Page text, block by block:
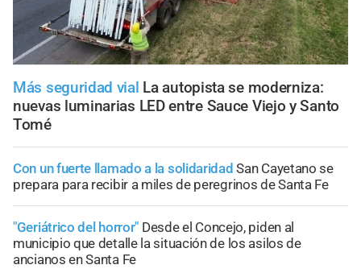
Más seguridad vial La autopista se moderniza:
nuevas luminarias LED entre Sauce Viejo y Santo
Tomé
Con un fuerte llamado a la solidaridad San Cayetano se
prepara para recibir a miles de peregrinos de Santa Fe
"Geriátrico del horror" Desde el Concejo, piden al
municipio que detalle la situación de los asilos de
ancianos en Santa Fe